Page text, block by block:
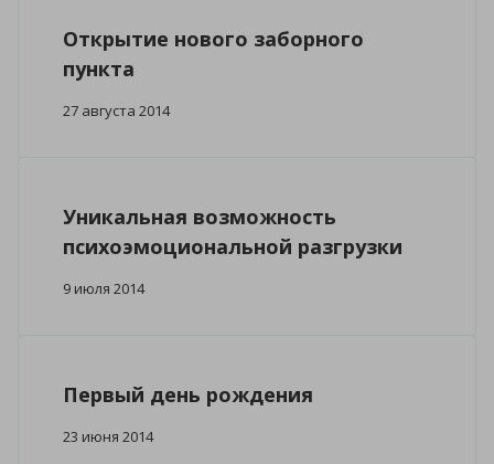
Открытие нового заборного
пункта
27 августа 2014
Уникальная возможность
психоэмоциональной разгрузки
9 июля 2014
Первый день рождения
23 июня 2014